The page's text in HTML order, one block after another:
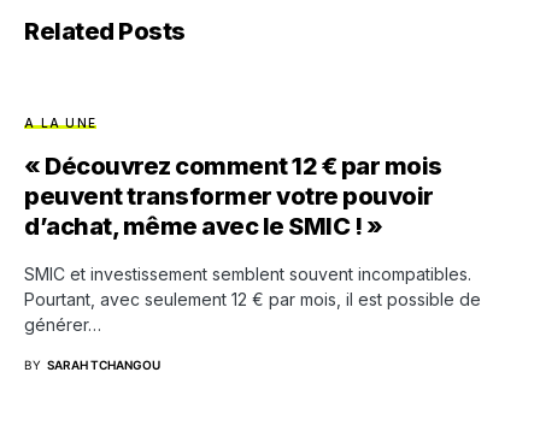
Related Posts
A LA UNE
« Découvrez comment 12 € par mois
peuvent transformer votre pouvoir
d’achat, même avec le SMIC ! »
SMIC et investissement semblent souvent incompatibles.
Pourtant, avec seulement 12 € par mois, il est possible de
générer…
BY SARAH TCHANGOU